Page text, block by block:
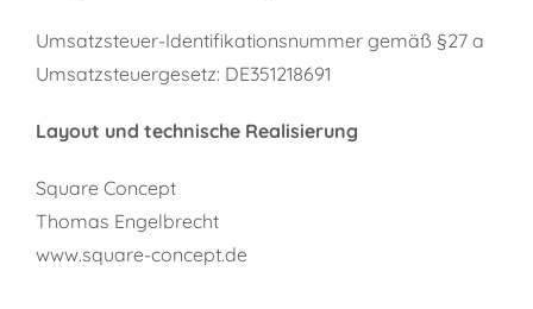
Umsatzsteuer-Identifikationsnummer gemäß §27 a
Umsatzsteuergesetz: DE351218691
Layout und technische Realisierung
Square Concept
Thomas Engelbrecht
www.square-concept.de